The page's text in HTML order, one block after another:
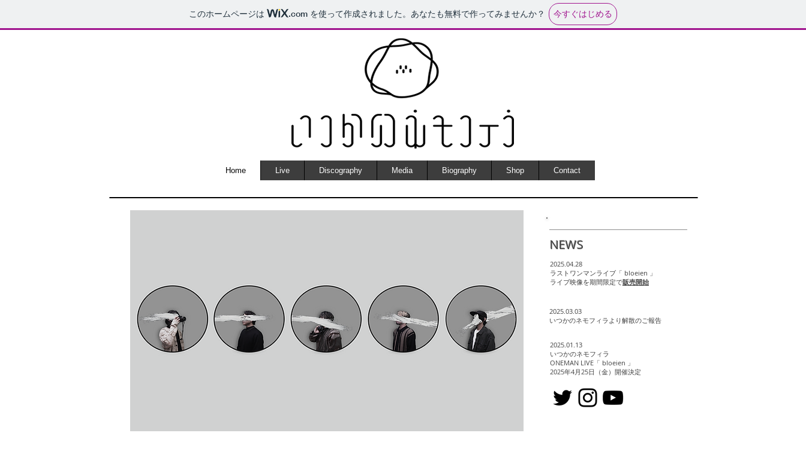
このホームページは .com を使って作成されました。あなたも無料で作ってみませんか？ 今すぐはじめる
Home Live Discography Media Biography Shop Contact
NEWS
2025.04.28
ラストワンマンライブ「 bloeien 」
ライブ映像を期間限定で販売開始
2025.03.03
いつかのネモフィラより解散のご報告
2025.01 .13
いつかのネモフィラ
ONEMAN LIVE「 bloeien 」
​2025年4月25日（金）開催決定